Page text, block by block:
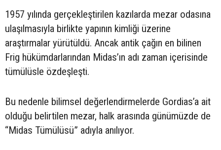
1957 yılında gerçekleştirilen kazılarda mezar odasına
ulaşılmasıyla birlikte yapının kimliği üzerine
araştırmalar yürütüldü. Ancak antik çağın en bilinen
Frig hükümdarlarından Midas’ın adı zaman içerisinde
tümülüsle özdeşleşti.
Bu nedenle bilimsel değerlendirmelerde Gordias’a ait
olduğu belirtilen mezar, halk arasında günümüzde de
“Midas Tümülüsü” adıyla anılıyor.